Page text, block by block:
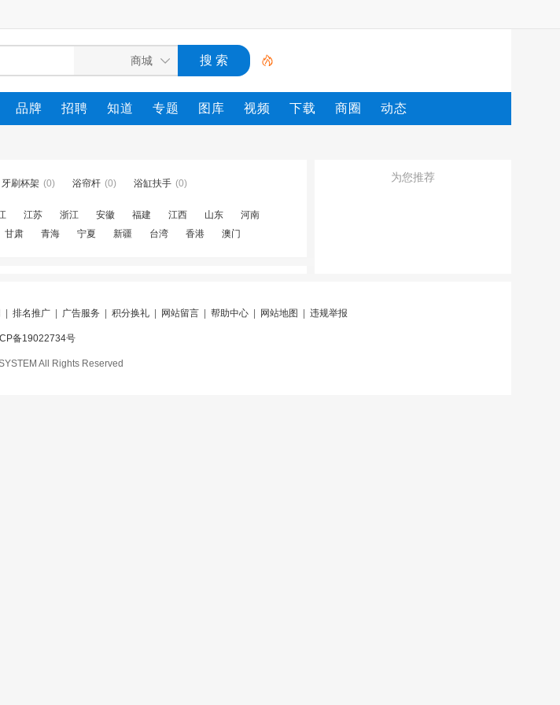
品牌 招聘 知道 专题 图库 视频 下载 商圈 动态
牙刷杯架 (0) 浴帘杆 (0) 浴缸扶手 (0)
江苏 浙江 安徽 福建 江西 山东
河南
甘肃 青海 宁夏 新疆 台湾 香港 澳门
为您推荐
排名推广 广告服务 积分换礼 网站留言 帮助中心 网站地图 违规举报
备19022734号
All Rights Reserved